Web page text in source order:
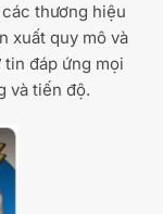
thương hiệu
xuất quy mô và
đáp ứng mọi
và tiến độ.